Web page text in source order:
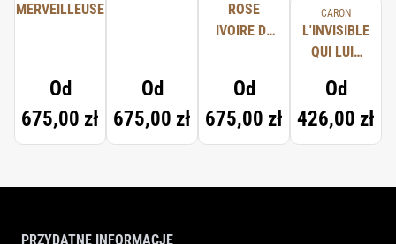
MERVEILLEUSE
Od
675,00 zł
Od
675,00 zł
ROSE
IVOIRE DE
Od
675,00 zł
CARON
L'INVISIBLE
QUI LUIT
SUBLIME
Od
426,00 zł
PRZYDATNE INFORMACJE